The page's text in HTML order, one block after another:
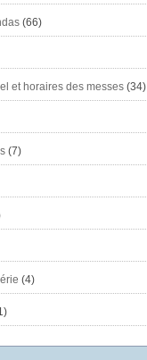
(66)
et horaires des messes(34)
(7)
(4)